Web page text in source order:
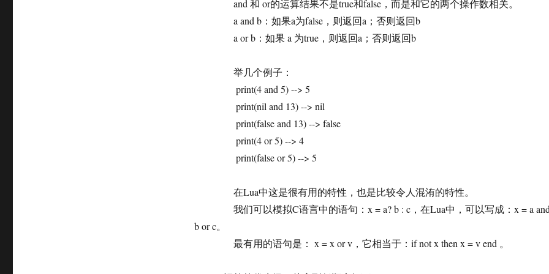
and 和 or的运算结果不是true和false，而是和它的两个操作数相关。
a and b：如果a为false，则返回a；否则返回b
a or b：如果 a 为true，则返回a；否则返回b
举几个例子：
print(4 and 5) --> 5
print(nil and 13) --> nil
print(false and 13) --> false
print(4 or 5) --> 4
print(false or 5) --> 5
在Lua中这是很有用的特性，也是比较令人混洧的特性。
我们可以模拟C语言中的语句：x = a? b : c，在Lua中，可以写成：x = a
b or c。
最有用的语句是： x = x or v，它相当于：if not x then x = v end 。